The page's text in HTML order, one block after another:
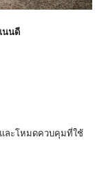
นนดี
ละโหมดควบคุมที่ใช้